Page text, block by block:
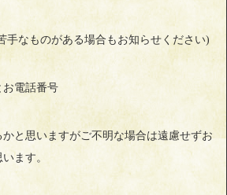
手なものがある場合もお知らせください)
お電話番号
と思いますがご不明な場合は遠慮せずお
ます。